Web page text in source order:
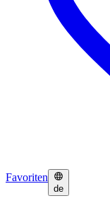
Favoriten
de